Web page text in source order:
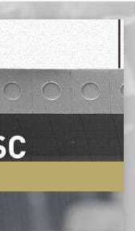
Skip
content